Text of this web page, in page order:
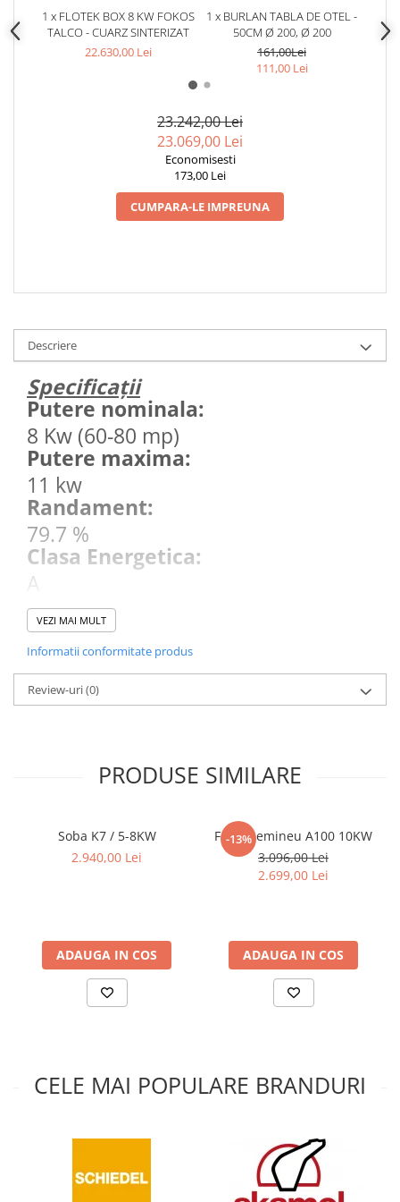
1 x FLOTEK BOX 8 KW FOKOS
TALCO - CUARZ SINTERIZAT
22.630,00 Lei
1 x BURLAN TABLA DE OTEL -
50CM Ø 200, Ø 200
161,00Lei
111,00 Lei
23.242,00 Lei
23.069,00 Lei
Economisesti
173,00 Lei
CUMPARA-LE IMPREUNA
Descriere
Specificații
Putere nominala:
8 Kw (60-80 mp)
Putere maxima:
11 kw
Randament:
79.7 %
Clasa Energetica:
A
Standarde:
BImSchV 2 (Germania)
Tip ardere:
Tripla combustie
Gama:
Standard
Standard
Vizibilitate sticla:
Combustibil:
lemn esenta tare (umiditate max ≤
Temperatura:
270 C
297 Kg
Producator:
VEZI MAI MULT
Informatii conformitate produs
Review-uri(0)
PRODUSE SIMILARE
Soba K7 / 5-8KW
2.940,00 Lei
ADAUGA IN COS
-13%
Focar semineu A100 10KW
3.096,00 Lei
2.699,00 Lei
ADAUGA IN COS
CELE MAI POPULARE BRANDURI